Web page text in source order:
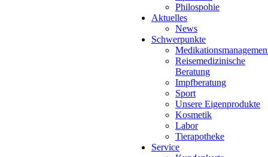
Philospohie
Aktuelles
News
Schwerpunkte
Reisemedizinische
Beratung
Impfberatung
Sport
Unsere Eigenprodukte
Kosmetik
Labor
Tierapotheke
Service